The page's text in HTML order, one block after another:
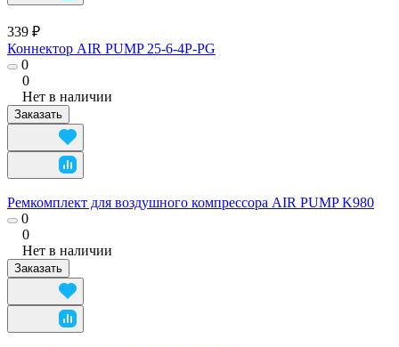
339 ₽
Коннектор AIR PUMP 25-6-4P-PG
0
0
Нет в наличии
Заказать
Ремкомплект для воздушного компрессора AIR PUMP K980
0
0
Нет в наличии
Заказать